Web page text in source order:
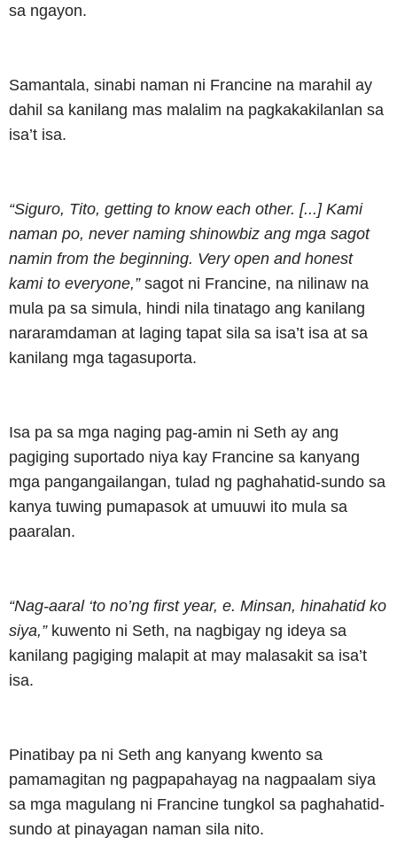
sa ngayon.
Samantala, sinabi naman ni Francine na marahil ay
dahil sa kanilang mas malalim na pagkakakilanlan sa
isa’t isa.
“Siguro, Tito, getting to know each other. [...] Kami
naman po, never naming shinowbiz ang mga sagot
namin from the beginning. Very open and honest
kami to everyone,”sagot ni Francine, na nilinaw na
mula pa sa simula, hindi nila tinatago ang kanilang
nararamdaman at laging tapat sila sa isa’t isa at sa
kanilang mga tagasuporta.
Isa pa sa mga naging pag-amin ni Seth ay ang
pagiging suportado niya kay Francine sa kanyang
mga pangangailangan, tulad ng paghahatid-sundo sa
kanya tuwing pumapasok at umuuwi ito mula sa
paaralan.
“Nag-aaral ‘to no’ng first year, e. Minsan, hinahatid ko
siya,”kuwento ni Seth, na nagbigay ng ideya sa
kanilang pagiging malapit at may malasakit sa isa’t
isa.
Pinatibay pa ni Seth ang kanyang kwento sa
pamamagitan ng pagpapahayag na nagpaalam siya
sa mga magulang ni Francine tungkol sa paghahatid-
sundo at pinayagan naman sila nito.